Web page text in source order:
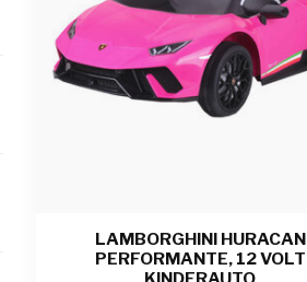
LAMBORGHINI HURACAN
PERFORMANTE, 12 VOLT